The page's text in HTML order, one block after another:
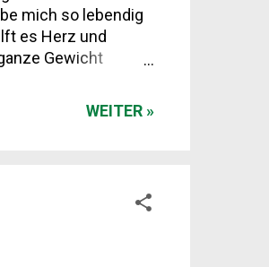
mich so lebendig
es Herz und
Gewicht
deutlicher – das
WEITER »